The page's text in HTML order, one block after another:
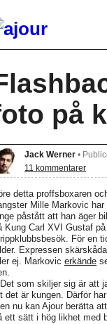
på
Jack Werner •
11 kommentarer
detta proffsboxaren
Mille Markovic har
påstått att han äger
Kung Carl XVI Gustaf på
För en
Expressen
ej. Markovic erkände
som skiljer sig är att
det är kungen. Därför
nu kan Ajour berätta
ett sätt i hög likhet med